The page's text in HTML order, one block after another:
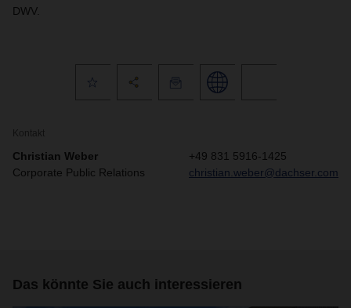
DWV.
Kontakt
Christian Weber
Corporate Public Relations
+49 831 5916-1425
christian.weber@dachser.com
Das könnte Sie auch interessieren